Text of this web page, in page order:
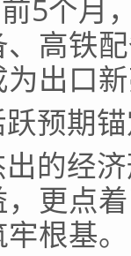
5个月
高铁
出口新
期锚
经济
更点
根基。